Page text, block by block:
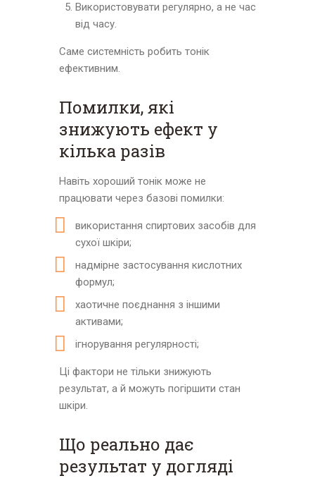
Використовувати регулярно, а не час
від часу.
Саме системність робить тонік
ефективним.
Помилки, які
знижують ефект у
кілька разів
Навіть хороший тонік може не
працювати через базові помилки:
використання спиртових засобів для
сухої шкіри;
надмірне застосування кислотних
формул;
хаотичне поєднання з іншими
активами;
ігнорування регулярності;
Ці фактори не тільки знижують
результат, а й можуть погіршити стан
шкіри.
Що реально дає
результат у догляді